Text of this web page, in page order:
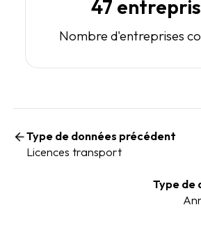
47
Nombre d'entreprises
Type de données précédent
Licences transport
Type de